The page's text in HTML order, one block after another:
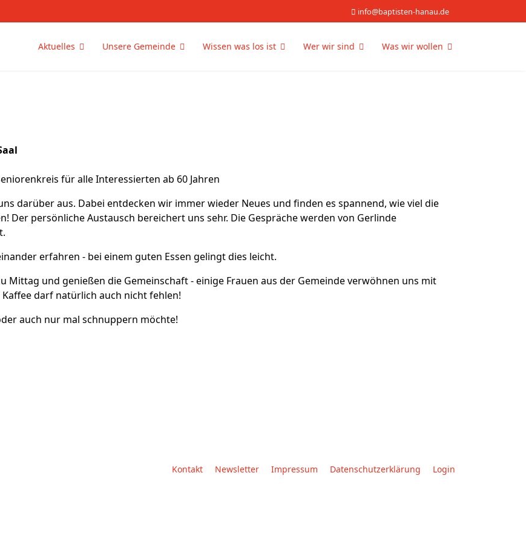
info@baptisten-hanau.de
Aktuelles Unsere Gemeinde Wissen was los ist Wer wir sind Was wir wollen
für alle Interessierten ab 60 Jahren
darüber aus. Dabei entdecken wir immer wieder Neues und finden es spannend, wie viel die
Der persönliche Austausch bereichert uns sehr. Die Gespräche werden von Gerlinde
erfahren - bei einem guten Essen gelingt dies leicht.
Mittag und genießen die Gemeinschaft - einige Frauen aus der Gemeinde verwöhnen uns mit
darf natürlich auch nicht fehlen!
auch nur mal schnuppern möchte!
Kontakt Newsletter Impressum Datenschutzerklärung Login